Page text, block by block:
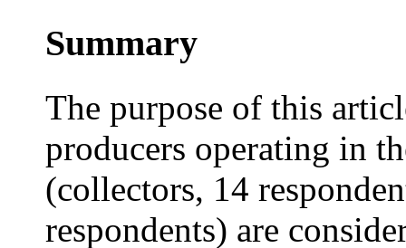
Summary
The purpose of this
producers operating in
(collectors, 14
respondents) are